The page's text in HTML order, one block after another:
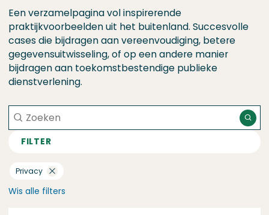
Een verzamelpagina vol inspirerende
praktijkvoorbeelden uit het buitenland. Succesvolle
cases die bijdragen aan vereenvoudiging, betere
gegevensuitwisseling, of op een andere manier
bijdragen aan toekomstbestendige publieke
dienstverlening.
FILTER
Privacy
Wis alle filters